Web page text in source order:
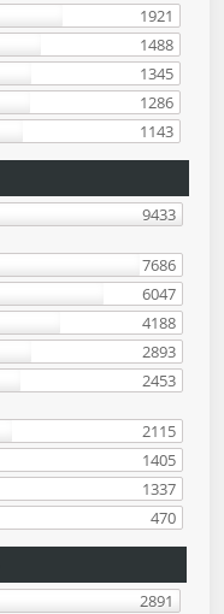
1921
1488
1345
1286
1143
9433
7686
6047
4188
2893
2453
2115
1405
1337
470
2891